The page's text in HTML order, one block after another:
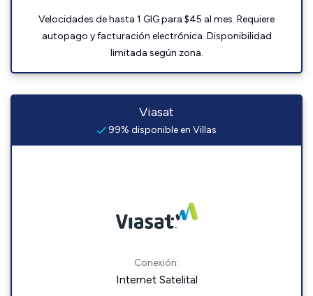
Velocidades de hasta 1 GIG para $45 al mes. Requiere
autopago y facturación electrónica. Disponibilidad
limitada según zona.
Viasat
99% disponible en Villas
Conexión:
Internet Satelital